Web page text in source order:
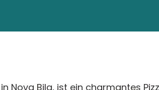
Nova Bila, ist ein charmantes